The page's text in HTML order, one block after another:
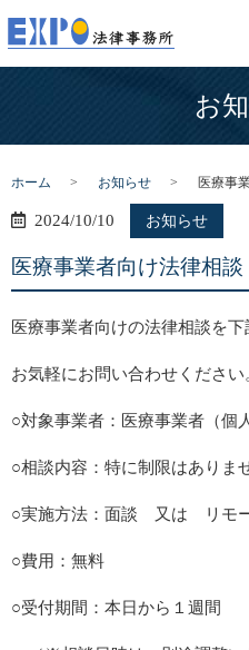
お
ホーム お知らせ 医療事
2024/10/10 お知らせ
医療事業者向け法律相談
医療事業者向けの法律相談を下
お気軽にお問い合わせください
○対象事業者：医療事業者（個
○相談内容：特に制限はありま
○実施方法：面談 又は リモー
○費用：無料
○受付期間：本日から１週間